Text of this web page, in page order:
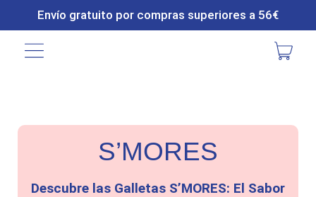
Envío gratuito por compras superiores a 56€
S’MORES
Descubre las Galletas S’MORES: El Sabor